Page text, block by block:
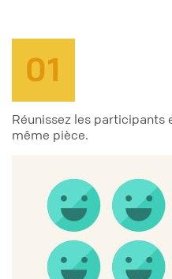
Réunissez les participants
même pièce.